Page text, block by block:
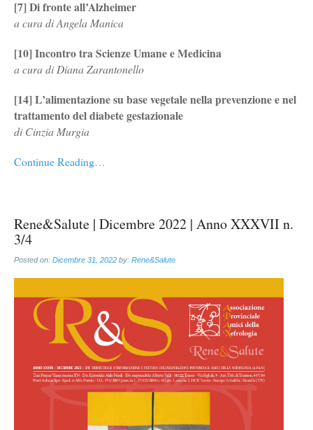
[7] Di fronte all’Alzheimer
a cura di Angela Manica
[10] Incontro tra Scienze Umane e Medicina
a cura di Diana Zarantonello
[14] L’alimentazione su base vegetale nella prevenzione e nel
trattamento del diabete gestazionale
di Cinzia Murgia
Continue Reading…
Rene&Salute | Dicembre 2022 | Anno XXXVII n.
3/4
Posted on: Dicembre 31, 2022 by: Rene&Salute